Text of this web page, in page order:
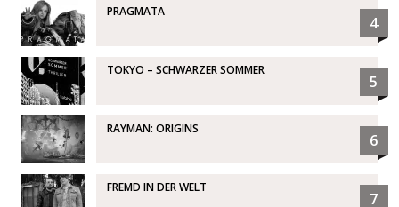
PRAGMATA
4
TOKYO – SCHWARZER SOMMER
5
RAYMAN: ORIGINS
6
FREMD IN DER WELT
7